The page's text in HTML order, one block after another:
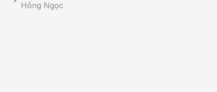
Hồng Ngọc